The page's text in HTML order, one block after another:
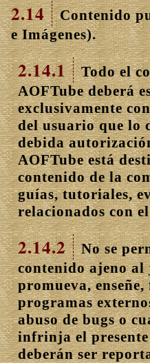
2.14
Contenido
e Imágenes).
2.14.1
Todo el
AOFTube deberá
exclusivamente
del usuario que lo
debida
AOFTube está
contenido de la
guías, tutoriales,
relacionados con
2.14.2
No se
contenido ajeno
promueva,
programas
abuso de bugs o
infrinja el presente
deberán ser